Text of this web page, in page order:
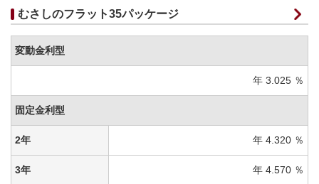
むさしのフラット35パッケージ
変動金利型
年 3.025 ％
固定金利型
2年 年 4.320 ％
3年 年 4.570 ％